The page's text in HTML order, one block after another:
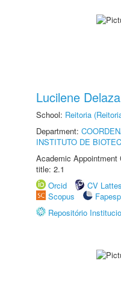
Lucilene
School: Reitoria
Department:
INSTITUTO DE
Academic Appointment
title: 2.1
Orcid
CV Lattes
Scopus
Fapesp
Repositório